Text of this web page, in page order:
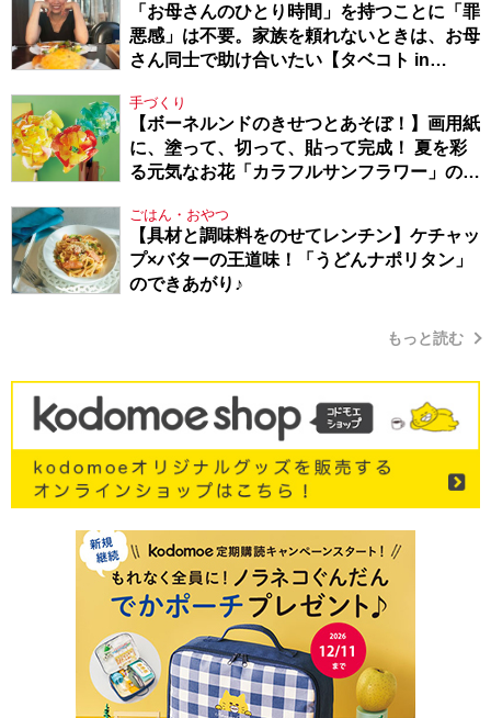
「お母さんのひとり時間」を持つことに「罪
悪感」は不要。家族を頼れないときは、お母
さん同士で助け合いたい【タベコト in
手づくり
【ボーネルンドのきせつとあそぼ！】画用紙
に、塗って、切って、貼って完成！ 夏を彩
る元気なお花「カラフルサンフラワー」の作
ごはん・おやつ
【具材と調味料をのせてレンチン】ケチャッ
プ×バターの王道味！「うどんナポリタン」
のできあがり♪
もっと読む